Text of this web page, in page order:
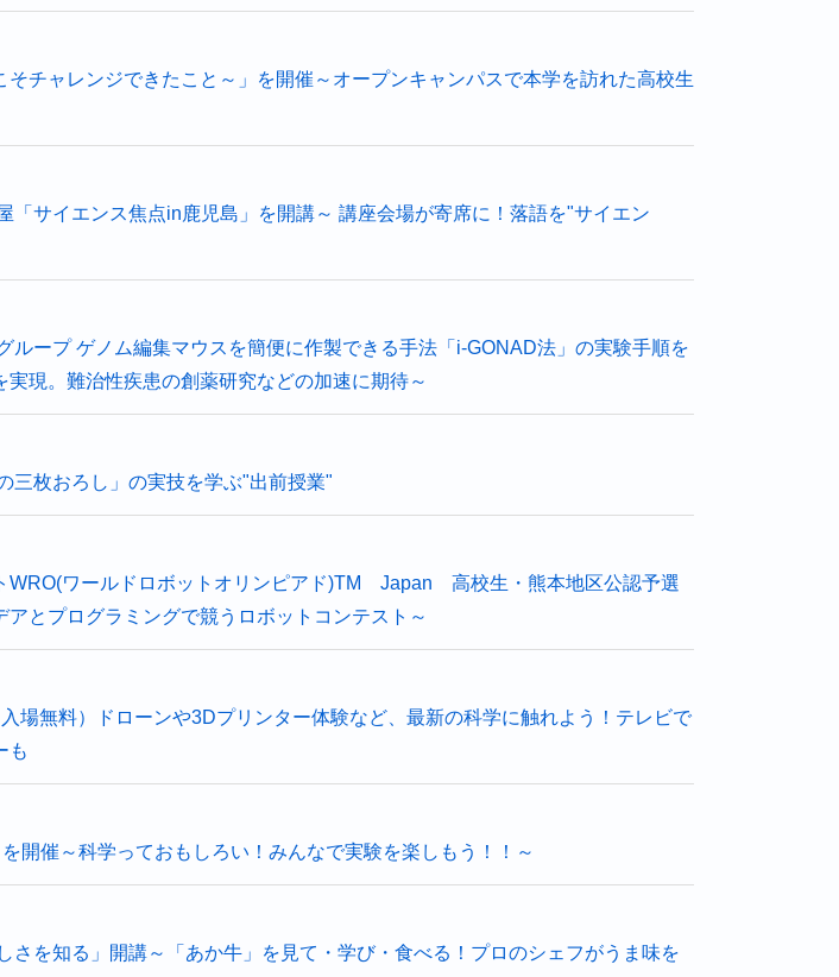
そチャレンジできたこと～」を開催～オープンキャンパスで本学を訪れた高校生
「サイエンス焦点in鹿児島」を開講～ 講座会場が寄席に！落語を"サイエン
ループ ゲノム編集マウスを簡便に作製できる手法「i-GONAD法」の実験手順を
現。難治性疾患の創薬研究などの加速に期待～
三枚おろし」の実技を学ぶ"出前授業"
WRO(ワールドロボットオリンピアド)TM Japan 高校生・熊本地区公認予選
とプログラミングで競うロボットコンテスト～
場無料）ドローンや3Dプリンター体験など、最新の科学に触れよう！テレビで
も
開催～科学っておもしろい！みんなで実験を楽しもう！！～
さを知る」開講～「あか牛」を見て・学び・食べる！プロのシェフがうま味を